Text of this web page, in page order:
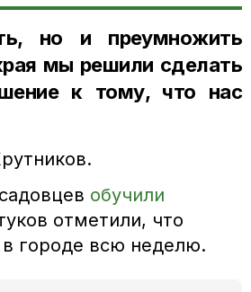
но и преумножить
мы решили сделать
к тому, что нас
обучили
отметили, что
городе всю неделю.